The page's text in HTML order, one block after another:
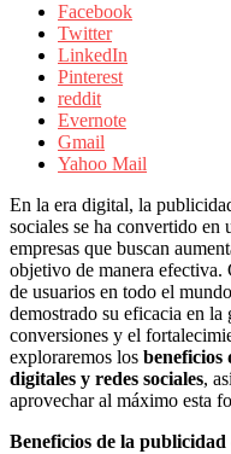
filiales
América
Latina
Una
mirada
estratégica
y
versátil
del
Marketing
en
LATAM
|
Bitácora
social
de
Mercadeo
Interactivo,
Facebook
Twitter
LinkedIn
Pinterest
reddit
Evernote
Gmail
Yahoo Mail
En la era digital, la
sociales se ha convertido en
empresas que buscan
objetivo de manera efectiva.
de usuarios en todo el
demostrado su eficacia en la
conversiones y el
exploraremos los beneficios
digitales y redes sociales,
aprovechar al máximo esta
Beneficios de la publicidad